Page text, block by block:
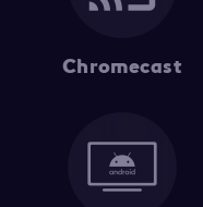
Chromecast